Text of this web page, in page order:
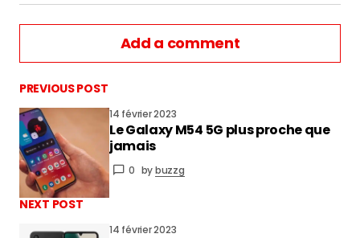
Add a comment
vous connecter
PREVIOUS POST
14 février 2023
Le Galaxy M54 5G plus proche que
jamais
0 bybuzzg
NEXT POST
14 février 2023